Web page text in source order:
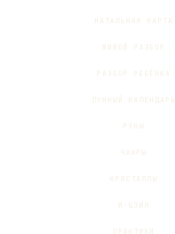
НАТАЛЬНАЯ КАРТА
ЖИВОЙ РАЗБОР
РАЗБОР РЕБЁНКА
ЛУННЫЙ КАЛЕНДАРЬ
РУНЫ
ЧАКРЫ
КРИСТАЛЛЫ
И-ЦЗИН
ПРАКТИКИ